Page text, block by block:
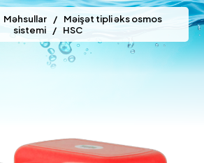
Məhsullar /
Məişət tipli əks osmos
sistemi
/ HSC